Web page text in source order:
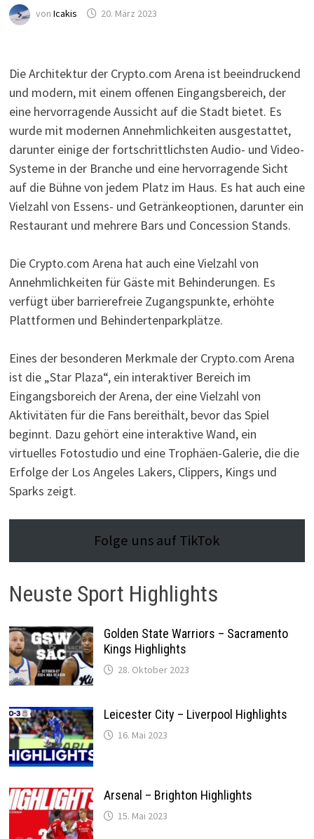
von Icakis 20. März 2023
Die Architektur der Crypto.com Arena ist beeindruckend
und modern, mit einem offenen Eingangsbereich, der
eine hervorragende Aussicht auf die Stadt bietet. Es
wurde mit modernen Annehmlichkeiten ausgestattet,
darunter einige der fortschrittlichsten Audio- und Video-
Systeme in der Branche und eine hervorragende Sicht
auf die Bühne von jedem Platz im Haus. Es hat auch eine
Vielzahl von Essens- und Getränkeoptionen, darunter ein
Restaurant und mehrere Bars und Concession Stands.
Die Crypto.com Arena hat auch eine Vielzahl von
Annehmlichkeiten für Gäste mit Behinderungen. Es
verfügt über barrierefreie Zugangspunkte, erhöhte
Plattformen und Behindertenparkplätze.
Eines der besonderen Merkmale der Crypto.com Arena
ist die „Star Plaza“, ein interaktiver Bereich im
Eingangsboreich der Arena, der eine Vielzahl von
Aktivitäten für die Fans bereithält, bevor das Spiel
beginnt. Dazu gehört eine interaktive Wand, ein
virtuelles Fotostudio und eine Trophäen-Galerie, die die
Erfolge der Los Angeles Lakers, Clippers, Kings und
Sparks zeigt.
Folge uns auf TikTok
Neuste Sport Highlights
Golden State Warriors – Sacramento
Kings Highlights
28. Oktober 2023
Leicester City – Liverpool Highlights
16. Mai 2023
Arsenal – Brighton Highlights
15. Mai 2023